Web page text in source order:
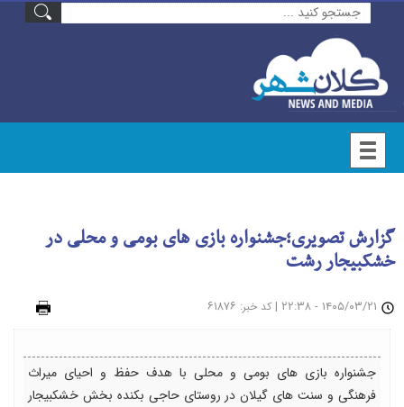
گزارش تصویری؛جشنواره بازی های بومی و محلی در
خشکبیجار رشت
| کد خبر: ۶۱۸۷۶
جشنواره بازی های بومی و محلی با هدف حفظ و احیای میراث
فرهنگی و سنت های گیلان در روستای حاجی بکنده بخش خشکبیجار